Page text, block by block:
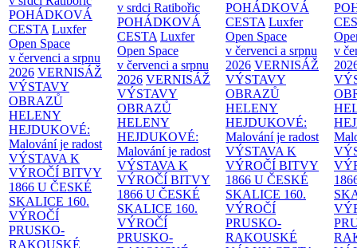
POHÁDKOVÁ
CESTA Luxfer
Open Space
v červenci a srpnu
2026 VERNISÁŽ
VÝSTAVY
OBRAZŮ
HELENY
HEJDUKOVÉ:
Malování je radost
VÝSTAVA K
VÝROČÍ BITVY
1866 U ČESKÉ
SKALICE 160.
VÝROČÍ
PRUSKO-
RAKOUSKÉ
v srdci Ratibořic
POHÁDKOVÁ
CESTA Luxfer
Open Space
v červenci a srpnu
2026 VERNISÁŽ
VÝSTAVY
OBRAZŮ
HELENY
HEJDUKOVÉ:
Malování je radost
VÝSTAVA K
VÝROČÍ BITVY
1866 U ČESKÉ
SKALICE 160.
VÝROČÍ
PRUSKO-
POHÁDKOVÁ
CESTA Luxfer
Open Space
v červenci a srpnu
2026 VERNISÁŽ
VÝSTAVY
OBRAZŮ
HELENY
HEJDUKOVÉ:
Malování je radost
VÝSTAVA K
VÝROČÍ BITVY
1866 U ČESKÉ
SKALICE 160.
VÝROČÍ
PRUSKO-
RAKOUSKÉ
v